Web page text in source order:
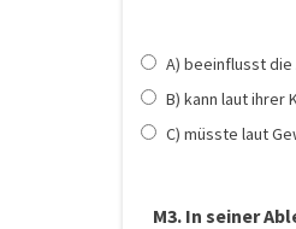
A) beeinflusst
B) kann laut ihrer
C) müsste laut
M3. In seiner